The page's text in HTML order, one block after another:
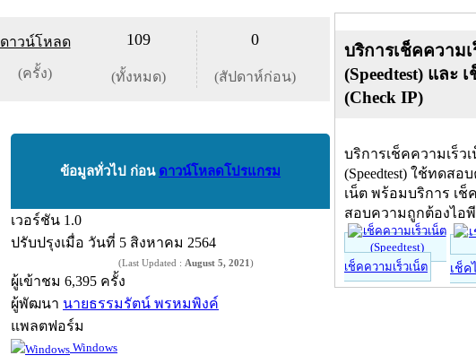
ดาวน์โหลด
(ครั้ง)
109
(ทั้งหมด)
0
(สัปดาห์ก่อน)
ข้อมูลทั่วไป ก่อน ดาวน์โหลดโปรแกรม
เวอร์ชัน 1.0
ปรับปรุงเมื่อ วันที่ 5 สิงหาคม 2564
(Last Updated : August 5, 2021 )
ผู้เข้าชม 6,395 ครั้ง
ผู้พัฒนา นายธรรมรัตน์ พรหมพิงค์
แพลตฟอร์ม
Windows
บริการเช็คความเ
(Speedtest) และ
(Check IP)
บริการเช็คความเร็ว
(Speedtest) ใช้ทดสอ
เน็ต พร้อมบริการ เช็
สอบความถูกต้องไอ
เช็คความเร็วเน็ต เช็ค